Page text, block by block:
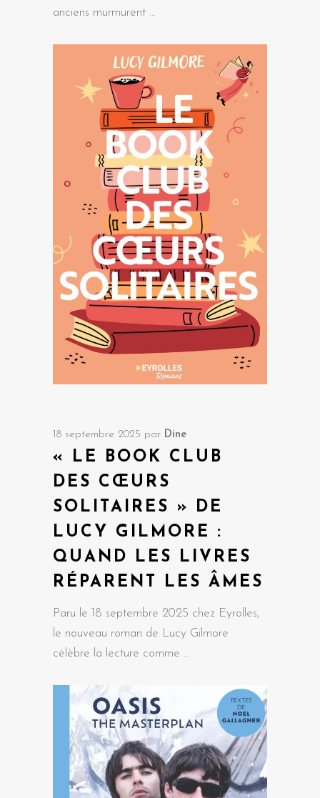
anciens murmurent
18 septembre 2025 par Dine
« LE BOOK CLUB
DES CŒURS
SOLITAIRES » DE
LUCY GILMORE :
QUAND LES LIVRES
RÉPARENT LES ÂMES
Paru le 18 septembre 2025 chez Eyrolles,
le nouveau roman de Lucy Gilmore
célèbre la lecture comme